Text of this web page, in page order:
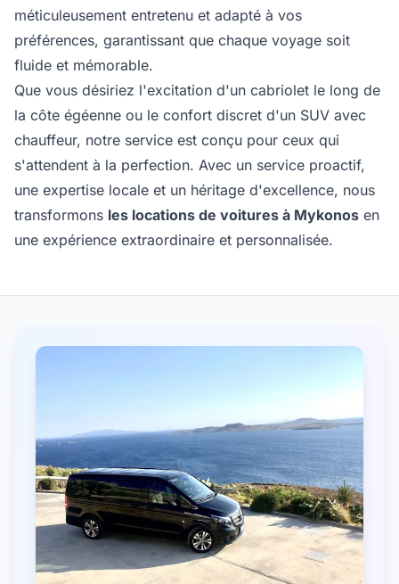
méticuleusement entretenu et adapté à vos
préférences, garantissant que chaque voyage soit
fluide et mémorable.
Que vous désiriez l'excitation d'un cabriolet le long de
la côte égéenne ou le confort discret d'un SUV avec
chauffeur, notre service est conçu pour ceux qui
s'attendent à la perfection. Avec un service proactif,
une expertise locale et un héritage d'excellence, nous
transformons les locations de voitures à Mykonos en
une expérience extraordinaire et personnalisée.